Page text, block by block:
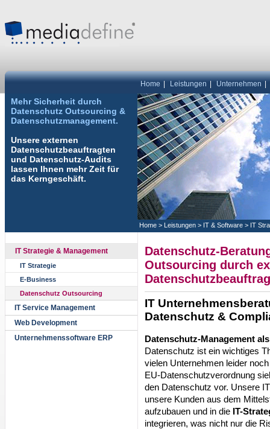
Home Leistungen Unternehmen
Home > Leistungen > IT & Software > IT
IT Strategie & Management
IT Strategie
E-Business
Datenschutz Outsourcing
IT Service Management
Web Development
Unternehmenssoftware ERP
Mehr Sicherheit durch
Datenschutz Outsourcing &
Datenschutzmanagement.
Unsere externen
Datenschutzbeauftragten
und Datenschutz-Audits
lassen Ihnen mehr Zeit für
das Kerngeschäft.
Datenschutz-
Outsourcing durch
IT
Datenschutz &
Datenschutz-Management
Datenschutz ist ein wichtiges
vielen Unternehmen leider
EU-Datenschutzverordnung
den Datenschutz vor. Unsere
unsere Kunden aus dem
aufzubauen und in die IT-
integrieren, was nicht nur die